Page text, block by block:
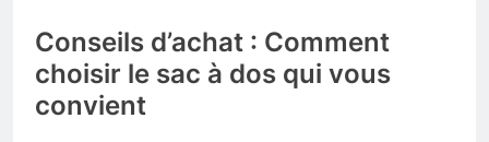
Conseils d’achat : Comment
choisir le sac à dos qui vous
convient